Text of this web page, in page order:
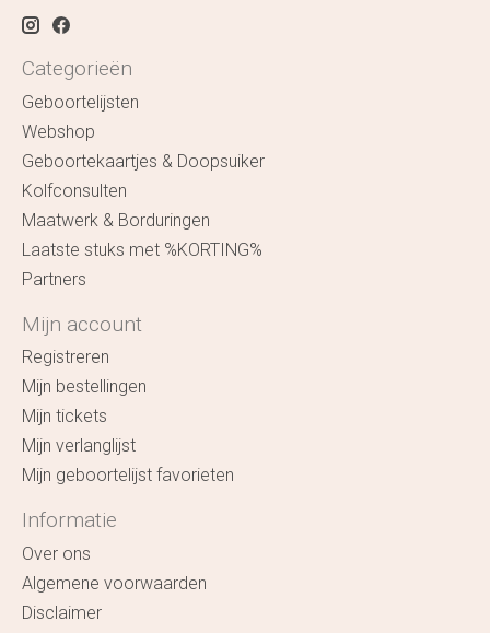
Categorieën
Geboortelijsten
Webshop
Geboortekaartjes & Doopsuiker
Kolfconsulten
Maatwerk & Borduringen
Laatste stuks met %KORTING%
Partners
Mijn account
Registreren
Mijn bestellingen
Mijn tickets
Mijn verlanglijst
Mijn geboortelijst favorieten
Informatie
Over ons
Algemene voorwaarden
Disclaimer